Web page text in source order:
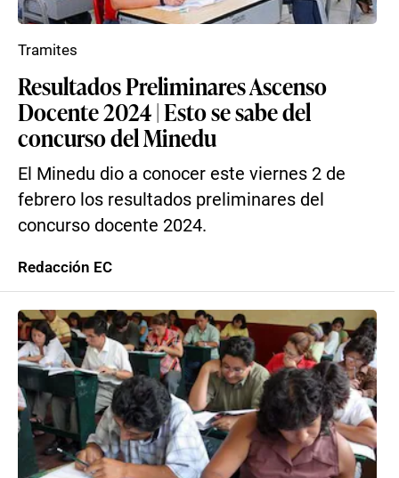
Resultados Preliminares Ascenso
Docente 2024 | Esto se sabe del
concurso del Minedu
El Minedu dio a conocer este viernes 2 de
febrero los resultados preliminares del
concurso docente 2024.
Tramites
Redacción EC